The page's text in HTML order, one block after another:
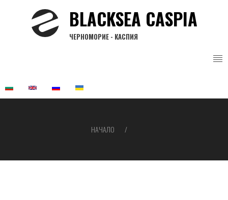
BLACKSEA CASPIA
ЧЕРНОМОРИЕ - КАСПИЯ
НАЧАЛО